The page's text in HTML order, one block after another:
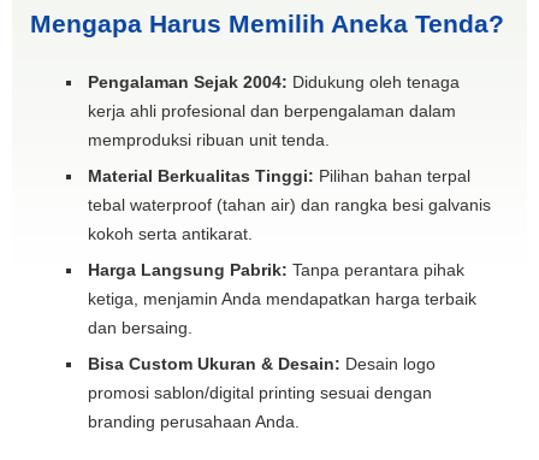
Mengapa Harus Memilih Aneka Tenda?
Pengalaman Sejak 2004: Didukung oleh tenaga
kerja ahli profesional dan berpengalaman dalam
memproduksi ribuan unit tenda.
Material Berkualitas Tinggi: Pilihan bahan terpal
tebal waterproof (tahan air) dan rangka besi galvanis
kokoh serta antikarat.
Harga Langsung Pabrik: Tanpa perantara pihak
ketiga, menjamin Anda mendapatkan harga terbaik
dan bersaing.
Bisa Custom Ukuran & Desain: Desain logo
promosi sablon/digital printing sesuai dengan
branding perusahaan Anda.